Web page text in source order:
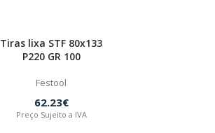
Tiras lixa STF 80x133
P220 GR 100
Festool
62.23€
Preço Sujeito a IVA